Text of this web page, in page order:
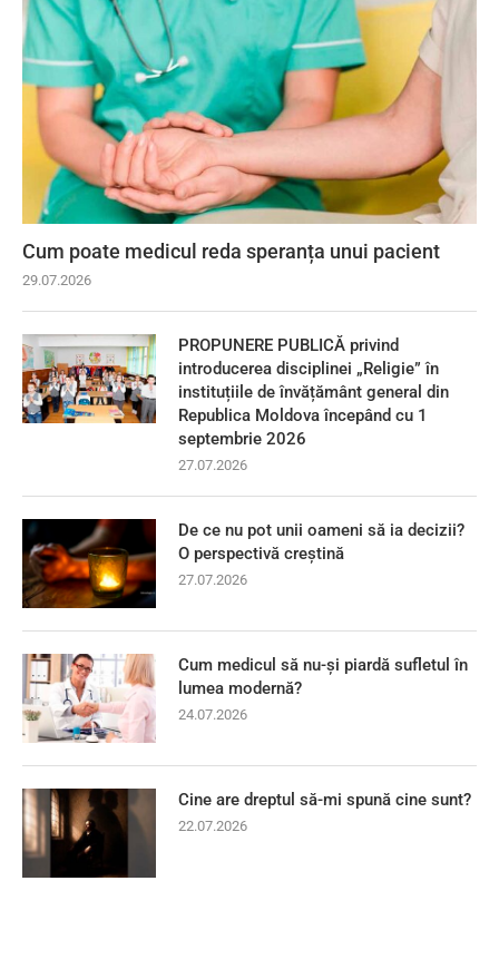
Cum poate medicul reda speranța unui pacient
29.07.2026
PROPUNERE PUBLICĂ privind
introducerea disciplinei „Religie” în
instituțiile de învățământ general din
Republica Moldova începând cu 1
septembrie 2026
27.07.2026
De ce nu pot unii oameni să ia decizii?
O perspectivă creștină
27.07.2026
Cum medicul să nu-și piardă sufletul în
lumea modernă?
24.07.2026
Cine are dreptul să-mi spună cine sunt?
22.07.2026